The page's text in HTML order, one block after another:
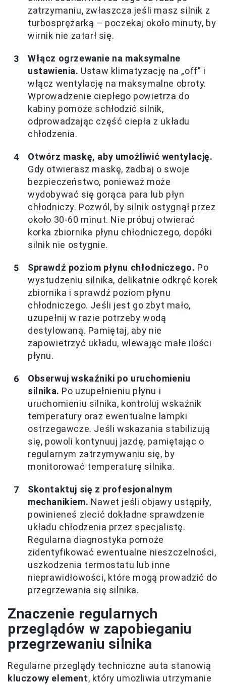
zatrzymaniu, zwłaszcza jeśli masz silnik z
turbosprężarką – poczekaj około minuty, by
wirnik nie zatarł się.
Włącz ogrzewanie na maksymalne
ustawienia. Ustaw klimatyzację na „off” i
włącz wentylację na maksymalne obroty.
Wprowadzenie ciepłego powietrza do
kabiny pomoże schłodzić silnik,
odprowadzając część ciepła z układu
chłodzenia.
Otwórz maskę, aby umożliwić wentylację.
Gdy otwierasz maskę, zadbaj o swoje
bezpieczeństwo, ponieważ może
wydobywać się gorąca para lub płyn
chłodniczy. Pozwól, by silnik ostygnął przez
około 30-60 minut. Nie próbuj otwierać
korka zbiornika płynu chłodniczego, dopóki
silnik nie ostygnie.
Sprawdź poziom płynu chłodniczego. Po
wystudzeniu silnika, delikatnie odkręć korek
zbiornika i sprawdź poziom płynu
chłodniczego. Jeśli jest go zbyt mało,
uzupełnij w razie potrzeby wodą
destylowaną. Pamiętaj, aby nie
zapowietrzyć układu, wlewając małe ilości
płynu.
Obserwuj wskaźniki po uruchomieniu
silnika. Po uzupełnieniu płynu i
uruchomieniu silnika, kontroluj wskaźnik
temperatury oraz ewentualne lampki
ostrzegawcze. Jeśli wskazania stabilizują
się, powoli kontynuuj jazdę, pamiętając o
regularnym zatrzymywaniu się, by
monitorować temperaturę silnika.
Skontaktuj się z profesjonalnym
mechanikiem. Nawet jeśli objawy ustąpiły,
powinieneś zlecić dokładne sprawdzenie
układu chłodzenia przez specjalistę.
Regularna diagnostyka pomoże
zidentyfikować ewentualne nieszczelności,
uszkodzenia termostatu lub inne
nieprawidłowości, które mogą prowadzić do
przegrzewania się silnika.
Znaczenie regularnych
przeglądów w zapobieganiu
przegrzewaniu silnika
Regularne przeglądy techniczne auta stanowią
kluczowy element, który umożliwia utrzymanie